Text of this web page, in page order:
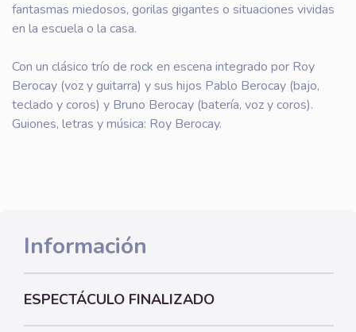
fantasmas miedosos, gorilas gigantes o situaciones vividas
en la escuela o la casa.
Con un clásico trío de rock en escena integrado por Roy
Berocay (voz y guitarra) y sus hijos Pablo Berocay (bajo,
teclado y coros) y Bruno Berocay (batería, voz y coros).
Guiones, letras y música: Roy Berocay.
Información
ESPECTÁCULO FINALIZADO